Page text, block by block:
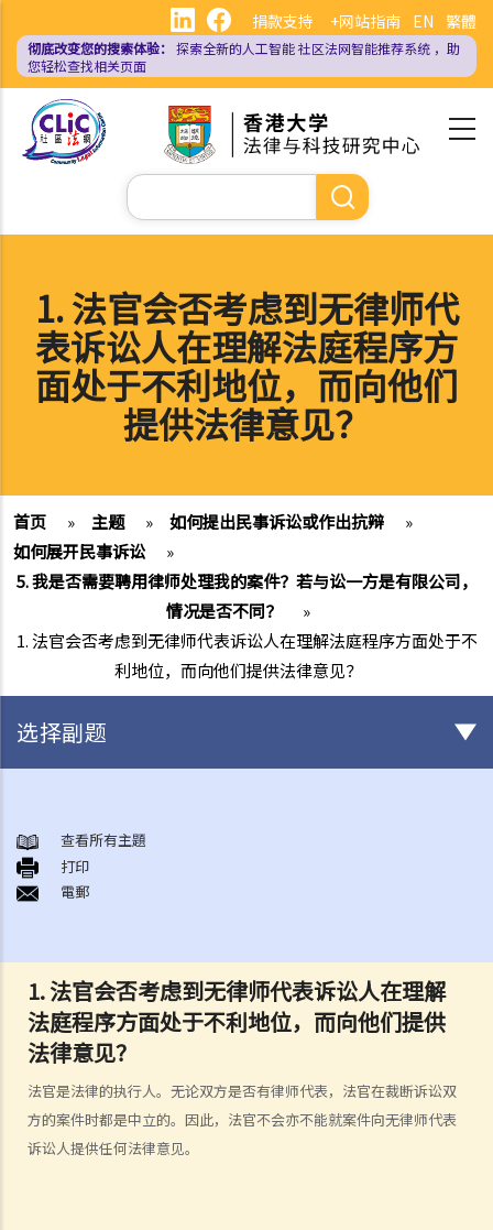
主
EN 繁體
捐款支持 +网站指南
彻底改变您的搜索体验： 探索全新的人工智能社区法网智能推荐系统 ，助
您轻松查找相关页面
搜
索
1. 法官会否考虑到无律师代
表诉讼人在理解法庭程序方
面处于不利地位，而向他们
提供法律意见？
首页 » 主题 » 如何提出民事诉讼或作出抗辩
»
如何展开民事诉讼
»
5. 我是否需要聘用律师处理我的案件？若与讼一方是有限公司，
情况是否不同？
»
1. 法官会否考虑到无律师代表诉讼人在理解法庭程序方面处于不
利地位，而向他们提供法律意见？
1. 法官会否考虑到无律师代表诉讼人在理解
法庭程序方面处于不利地位，而向他们提供
法律意见？
法官是法律的执行人。无论双方是否有律师代表，法官在裁断诉讼双
方的案件时都是中立的。因此，法官不会亦不能就案件向无律师代表
诉讼人提供任何法律意见。
选择副题
展开民事诉讼前应当考虑的事项
1. 我可以不提出诉讼而解决纠纷吗？
2. 我是否有充分的法律理据去展开民事诉讼？对方又可否在同一案件中
律协助）？
4. 倘若我被判胜诉，我是否一定可以取得我想要的补偿？
5. 我有能力支付有关法律开支吗？
1. 为甚么即使我赢了官司，并且法院已经命令对方支付我的律师费用，
我的律师费用也不能全额报销？
2. 法院是否必须命令败诉一方全额支付胜诉一方的律师费用？ 有甚么原
查看所有主題
打印
電郵